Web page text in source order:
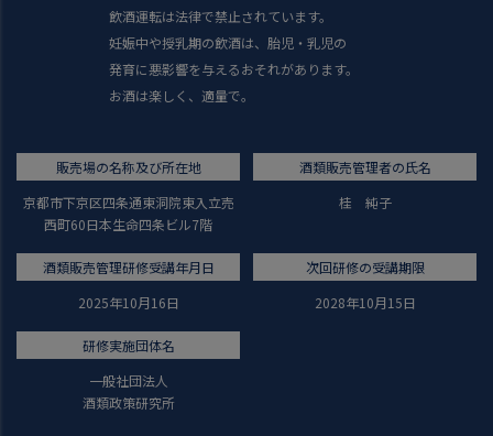
飲酒運転は法律で禁止されています。
妊娠中や授乳期の飲酒は、胎児・乳児の
発育に悪影響を与えるおそれがあります。
お酒は楽しく、適量で。
販売場の名称及び所在地
京都市下京区四条通東洞院東入立売
西町60日本生命四条ビル7階
酒類販売管理者の氏名
桂 純子
酒類販売管理研修受講年月日
2025年10月16日
次回研修の受講期限
2028年10月15日
研修実施団体名
一般社団法人
酒類政策研究所